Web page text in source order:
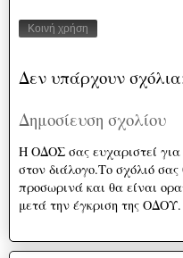
Κοινή χρήση
Δεν υπάρχουν
Δημοσίευση σχολίου
Η ΟΔΟΣ σας ευχαριστεί
στον διάλογο.Το σχόλιό σας
προσωρινά και θα είναι
μετά την έγκριση της ΟΔΟΥ.